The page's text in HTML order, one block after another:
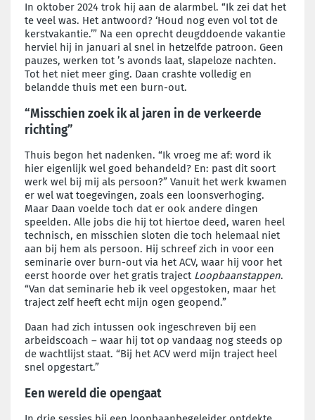
In oktober 2024 trok hij aan de alarmbel. “Ik zei dat het
te veel was. Het antwoord? ‘Houd nog even vol tot de
kerstvakantie.’” Na een oprecht deugddoende vakantie
herviel hij in januari al snel in hetzelfde patroon. Geen
pauzes, werken tot ’s avonds laat, slapeloze nachten.
Tot het niet meer ging. Daan crashte volledig en
belandde thuis met een burn-out.
“Misschien zoek ik al jaren in de verkeerde
richting”
Thuis begon het nadenken. “Ik vroeg me af: word ik
hier eigenlijk wel goed behandeld? En: past dit soort
werk wel bij mij als persoon?” Vanuit het werk kwamen
er wel wat toegevingen, zoals een loonsverhoging.
Maar Daan voelde toch dat er ook andere dingen
speelden. Alle jobs die hij tot hiertoe deed, waren heel
technisch, en misschien sloten die toch helemaal niet
aan bij hem als persoon. Hij schreef zich in voor een
seminarie over burn-out via het ACV, waar hij voor het
eerst hoorde over het gratis traject Loopbaanstappen.
“Van dat seminarie heb ik veel opgestoken, maar het
traject zelf heeft echt mijn ogen geopend.”
Daan had zich intussen ook ingeschreven bij een
arbeidscoach – waar hij tot op vandaag nog steeds op
de wachtlijst staat. “Bij het ACV werd mijn traject heel
snel opgestart.”
Een wereld die opengaat